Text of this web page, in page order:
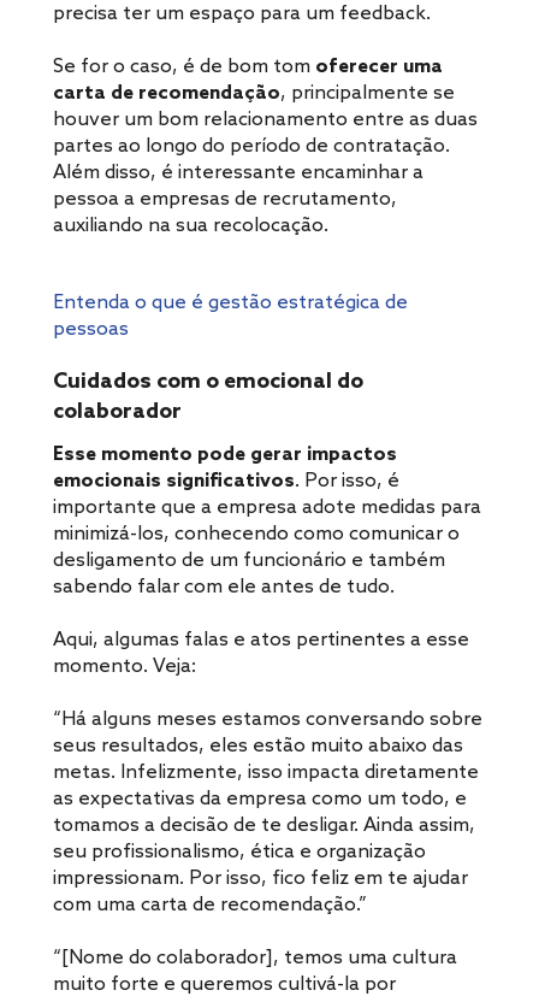
precisa ter um espaço para um feedback.
Se for o caso, é de bom tom oferecer uma
carta de recomendação, principalmente se
houver um bom relacionamento entre as duas
partes ao longo do período de contratação.
Além disso, é interessante encaminhar a
pessoa a empresas de recrutamento,
auxiliando na sua recolocação.
Entenda o que é gestão estratégica de
pessoas
Cuidados com o emocional do
colaborador
Esse momento pode gerar impactos
emocionais significativos. Por isso, é
importante que a empresa adote medidas para
minimizá-los, conhecendo como comunicar o
desligamento de um funcionário e também
sabendo falar com ele antes de tudo.
Aqui, algumas falas e atos pertinentes a esse
momento. Veja:
“ Há alguns meses estamos conversando sobre
seus resultados, eles estão muito abaixo das
metas. Infelizmente, isso impacta diretamente
as expectativas da empresa como um todo, e
tomamos a decisão de te desligar. Ainda assim,
seu profissionalismo, ética e organização
impressionam. Por isso, fico feliz em te ajudar
com uma carta de recomendação.”
“[Nome do colaborador], temos uma cultura
muito forte e queremos cultivá-la por